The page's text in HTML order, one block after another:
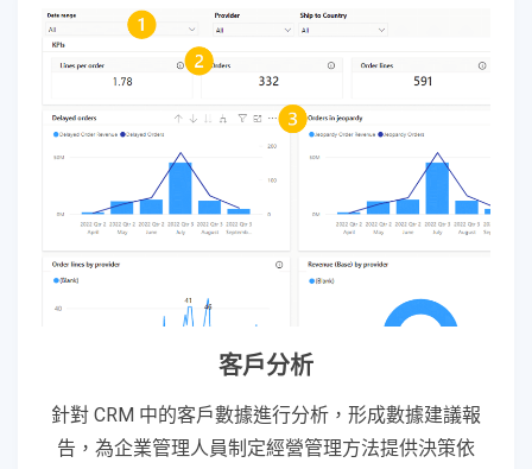
客戶分析
針對 CRM 中的客戶數據進行分析，形成數據建議報
告，為企業管理人員制定經營管理方法提供決策依